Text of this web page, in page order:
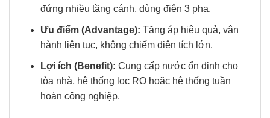
đứng nhiều tầng cánh, dùng điện 3 pha.
Ưu điểm (Advantage): Tăng áp hiệu quả, vận
hành liên tục, không chiếm diện tích lớn.
Lợi ích (Benefit): Cung cấp nước ổn định cho
tòa nhà, hệ thống lọc RO hoặc hệ thống tuần
hoàn công nghiệp.